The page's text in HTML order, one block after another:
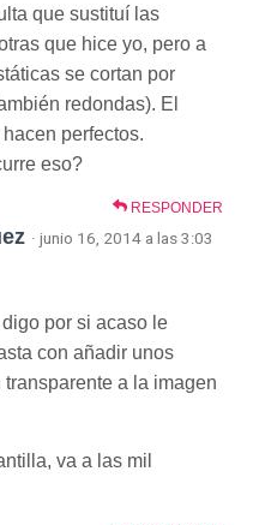
que sustituí las
que hice yo, pero a
se cortan por
redondas). El
perfectos.
eso?
RESPONDER
· junio 16, 2014 a las 3:03
por si acaso le
con añadir unos
a la imagen
va a las mil